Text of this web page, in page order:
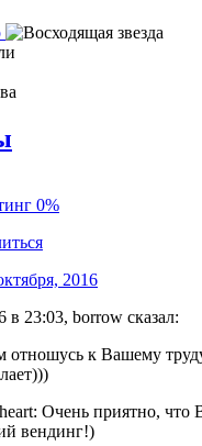
0%
2016
в 23:03, borrow сказал:
отношусь к Вашему
Очень приятно, что
вендинг!)